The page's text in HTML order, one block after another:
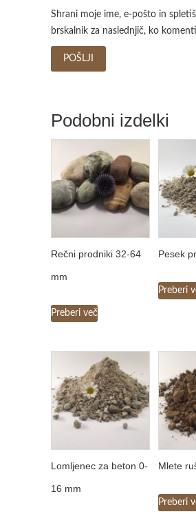
Shrani moje ime, e-pošto in
brskalnik za naslednjič, ko
Podobni izdelki
Rečni prodniki 32-64
mm
Preberi več
Pesek
Preberi
Lomljenec za beton 0-
16 mm
Mlete
Preberi